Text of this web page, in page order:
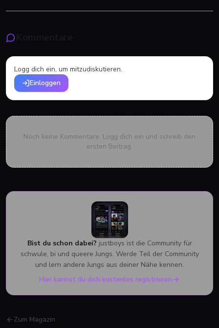
Logg dich ein, um mitzudiskutieren.
Einloggen
Noch keine Kommentare. Logg dich ein und schreib den
ersten Beitrag.
Bist du schon dabei? justboys ist die Community für
schwule, bi und queere Jungs. Werde Teil der Community
und lern andere Jungs aus deiner Nähe kennen.
Hier kannst du dich kostenlos registrieren
Zum Magazin